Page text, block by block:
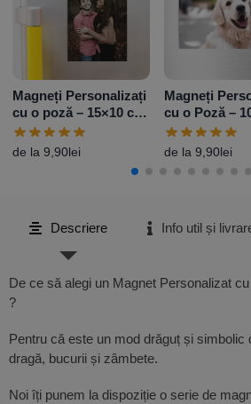
Magneți Personalizați
cu o poză – 15×10 cm
– Vertical
de la 9,90lei
Magneți
cu o Poză –
– Orizontal
de la9,90lei
Descriere Info util și
De ce să alegi un Magnet Personalizat
?
Pentru că este un mod drăguț și simbolic
dragă, bucurii și zâmbete.
Noi îți punem la dispoziție o serie de